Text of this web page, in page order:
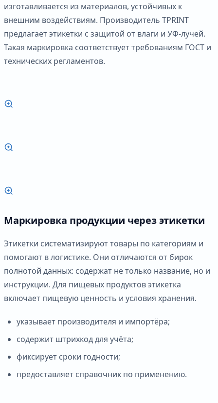
изготавливается из материалов, устойчивых к
внешним воздействиям. Производитель TPRINT
предлагает этикетки с защитой от влаги и УФ-лучей.
Такая маркировка соответствует требованиям ГОСТ и
технических регламентов.
Маркировка продукции через этикетки
Этикетки систематизируют товары по категориям и
помогают в логистике. Они отличаются от бирок
полнотой данных: содержат не только название, но и
инструкции. Для пищевых продуктов этикетка
включает пищевую ценность и условия хранения.
указывает производителя и импортёра;
содержит штрихкод для учёта;
фиксирует сроки годности;
предоставляет справочник по применению.